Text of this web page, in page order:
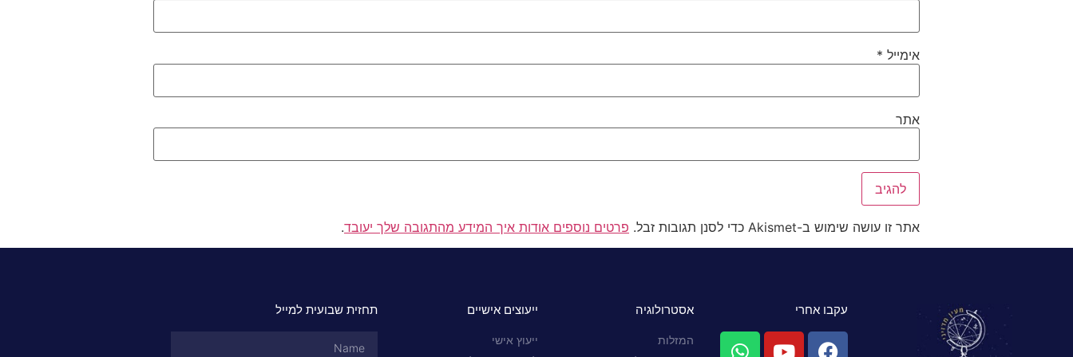
אימייל *
אתר
אתר זו עושה שימוש ב-Akismet כדי לסנן תגובות זבל. פרטים נוספים אודות איך המידע מהתגובה שלך יעובד.
עקבו אחרי אסטרולוגיה
המזלות
ייעוצים אישיים
ייעוץ אישי
תחזית שבועית למייל